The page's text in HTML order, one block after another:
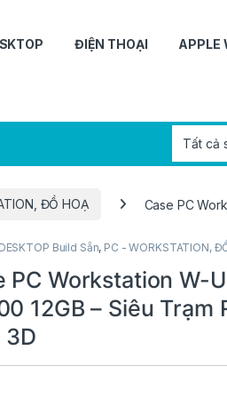
ĐIỆN THOẠI APPLE
ĐỒ HOẠ Case PC
Build Sẵn, PC - WORKSTATION,
PC Workstation W-
12GB – Siêu
3D